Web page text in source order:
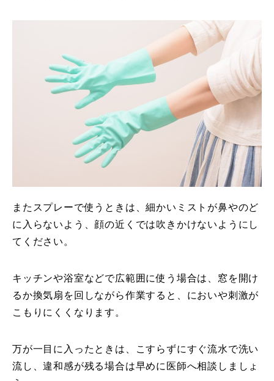
またスプレーで使うときは、細かいミストが鼻やのど
に入らないよう、顔の近くでは吹きかけないようにし
てください。
キッチンや浴室などで広範囲に使う場合は、窓を開け
るか換気扇を回しながら作業すると、においや刺激が
こもりにくくなります。
万が一目に入ったときは、こすらずにすぐ流水で洗い
流し、違和感が残る場合は早めに医師へ相談しましょ